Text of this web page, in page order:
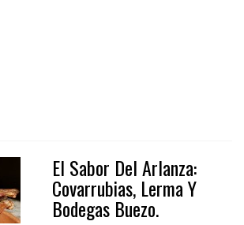
El Sabor Del Arlanza:
Covarrubias, Lerma Y
Bodegas Buezo.